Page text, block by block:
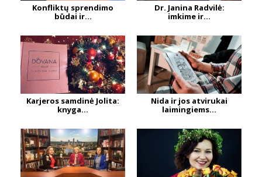
Konfliktų sprendimo
būdai ir...
Dr. Janina Radvilė:
imkime ir...
Karjeros samdinė Jolita:
knyga...
Nida ir jos atvirukai
laimingiems...